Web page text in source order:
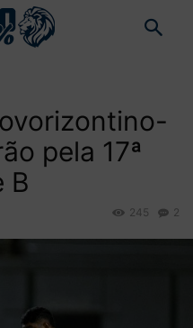
pela 17ª
B
2
245